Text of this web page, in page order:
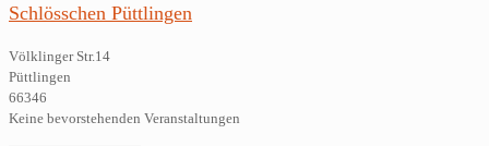
Schlösschen Püttlingen
Völklinger Str.14
Püttlingen
66346
Keine bevorstehenden Veranstaltungen